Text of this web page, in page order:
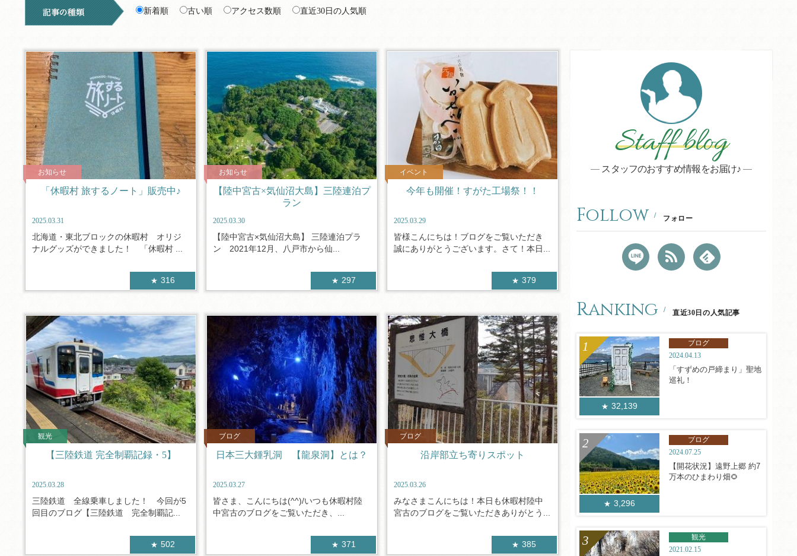
新着順 古い順 アクセス数順 直近30日の人気順
お知らせ
「休暇村 旅するノート」販売中♪
2025.03.31
北海道・東北ブロックの休暇村 オリジ
ナルグッズができました！ 「休暇村 ...
316
お知らせ
【陸中宮古×気仙沼大島】三陸連泊プ
ラン
2025.03.30
【陸中宮古×気仙沼大島】 三陸連泊プラ
ン 2021年12月、八戸市から仙...
297
イベント
今年も開催！すがた工場祭！！
2025.03.29
皆様こんにちは！ブログをご覧いただき
誠にありがとうございます。さて！本日...
379
観光
【三陸鉄道 完全制覇記録・5】
2025.03.28
三陸鉄道 全線乗車しました！ 今回が5
回目のブログ【三陸鉄道 完全制覇記...
502
ブログ
日本三大鍾乳洞 【龍泉洞】とは？
2025.03.27
皆さま、こんにちは(^^)/いつも休暇村陸
中宮古のブログをご覧いただき、...
371
ブログ
沿岸部立ち寄りスポット
2025.03.26
みなさまこんにちは！本日も休暇村陸中
宮古のブログをご覧いただきありがとう...
385
Staff blog
スタッフのおすすめ情報をお届け♪
Follow フォロー
Ranking 直近30日の人気記事
32,139
ブログ
2024.04.13
「すずめの戸締まり」聖地
巡礼！
3,296
ブログ
2024.07.25
【開花状況】遠野上郷 約7
万本のひまわり畑🌻
観光
2021.02.15